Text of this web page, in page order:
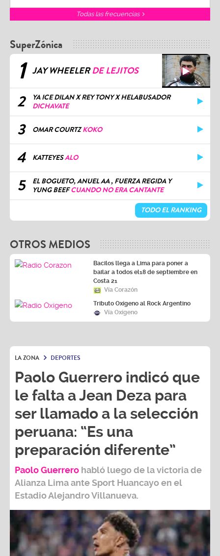
Todas las frecuencias
SuperZónica
1 JAY WHEELERDE LEJITOS
2
YA ICE DILAN X REY TONY X HELABUSADOR
DICHAVATE
3 OMAR COURTZKOKO
4 KATTEYESALO
5
EL BOGUETO, ANUEL AA , FUERZA REGIDA Y
YUNG BEEFCUANDO NO ERA CANTANTE
TODO EL RANKING
OTROS MEDIOS
Bacilos llega a Lima para poner a
bailar a todos el18 de septiembre en
Costa 21
Vía Corazón
Tributo Oxígeno al Rock Argentino
Vía Oxígeno
LA ZONA DEPORTES
Paolo Guerrero indicó que
le falta a Jean Deza para
ser llamado a la selección
peruana: “Es una
preparación diferente”
Paolo Guerrero habló luego de la victoria de
Alianza Lima ante Sport Huancayo en el
Estadio Alejandro Villanueva.